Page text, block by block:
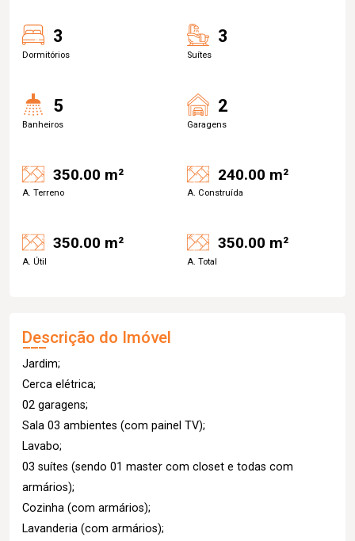
3
Dormitórios
3
Suítes
5
Banheiros
2
Garagens
350.00 m²
A. Terreno
240.00 m²
A. Construída
350.00 m²
A. Útil
350.00 m²
A. Total
Descrição do Imóvel
Jardim;
Cerca elétrica;
02 garagens;
Sala 03 ambientes (com painel TV);
Lavabo;
03 suítes (sendo 01 master com closet e todas com
armários);
Cozinha (com armários);
Lavanderia (com armários);